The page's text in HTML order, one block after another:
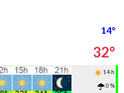
14°
32°
14 h
0 %